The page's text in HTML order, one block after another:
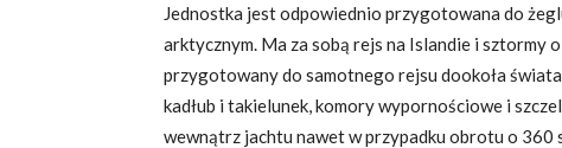
Jednostka jest odpowiednio przygotowana do
arktycznym. Ma za sobą rejs na Islandie i sztormy
przygotowany do samotnego rejsu dookoła
kadłub i takielunek, komory wypornościowe i
wewnątrz jachtu nawet w przypadku obrotu o